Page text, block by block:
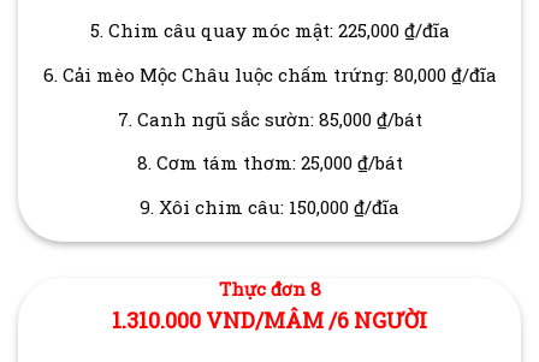
5. Chim câu quay móc mật: 225,000 ₫/đĩa
6. Cải mèo Mộc Châu luộc chấm trứng: 80,000 ₫/đĩa
7. Canh ngũ sắc sườn: 85,000 ₫/bát
8. Cơm tám thơm: 25,000 ₫/bát
9. Xôi chim câu: 150,000 ₫/đĩa
Thực đơn 8
1.310.000 VND/MÂM /6 NGƯỜI